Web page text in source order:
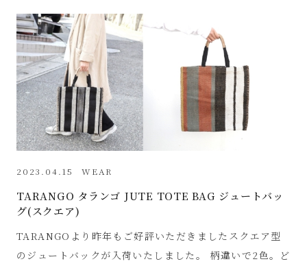
2023.04.15 WEAR
TARANGO タランゴ JUTE TOTE BAG ジュートバッ
グ(スクエア)
TARANGOより昨年もご好評いただきましたスクエア型
のジュートバックが入荷いたしました。 柄違いで2色。ど